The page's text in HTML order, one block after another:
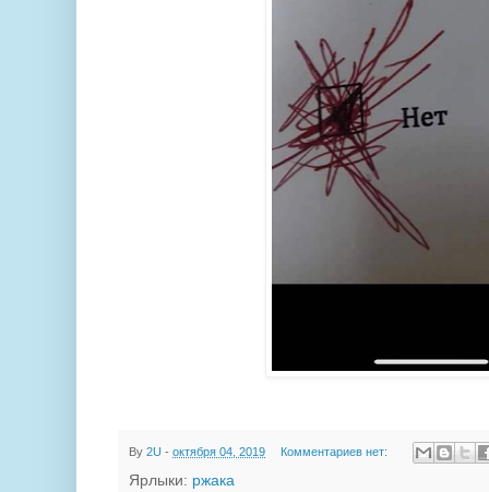
By 2U - октября 04, 2019 Комментариев нет:
Ярлыки: ржака